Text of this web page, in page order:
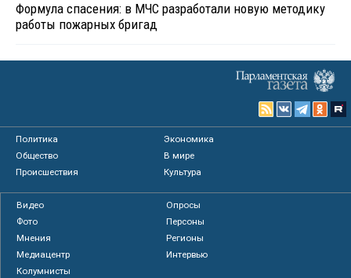
Формула спасения: в МЧС разработали новую методику
работы пожарных бригад
Политика
Экономика
Общество
В мире
Происшествия
Культура
Видео
Опросы
Фото
Персоны
Мнения
Регионы
Медиацентр
Интервью
Колумнисты